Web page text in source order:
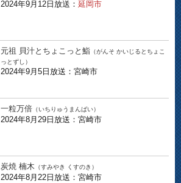
2024年9月12日放送： 延岡市
元祖 貝汁とちょこっと鮨 （がんそ かいじるとちょこ
っとずし）
2024年9月5日放送：宮崎市
一粒万倍 （いちりゅうまんばい）
2024年8月29日放送：宮崎市
炭焼 楠木 （すみやき くすのき）
2024年8月22日放送：宮崎市